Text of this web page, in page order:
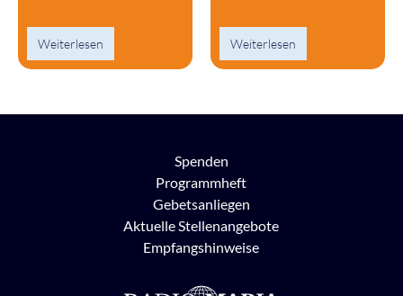
Weiterlesen Weiterlesen
Spenden
Programmheft
Gebetsanliegen
Aktuelle Stellenangebote
Empfangshinweise